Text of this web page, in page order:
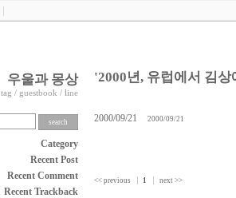
우울과 몽상
tag / guestbook / line
Category
Recent Post
Recent Comment
Recent Trackback
'2000년, 유럽에서 김
2000/09/21 2000/09/21
<< previous 1 next >>